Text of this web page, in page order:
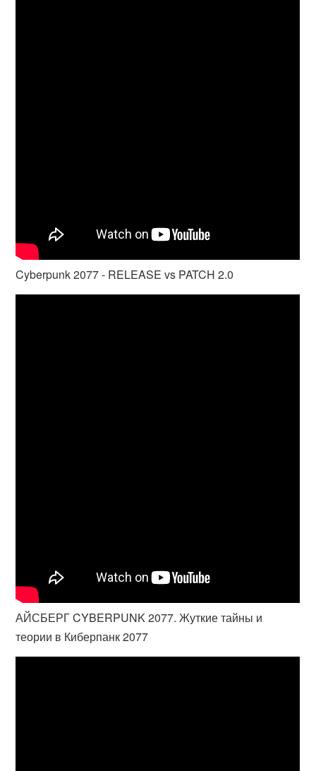
Cyberpunk 2077 - RELEASE vs PATCH 2.0
АЙСБЕРГ CYBERPUNK 2077. Жуткие тайны и
теории в Киберпанк 2077